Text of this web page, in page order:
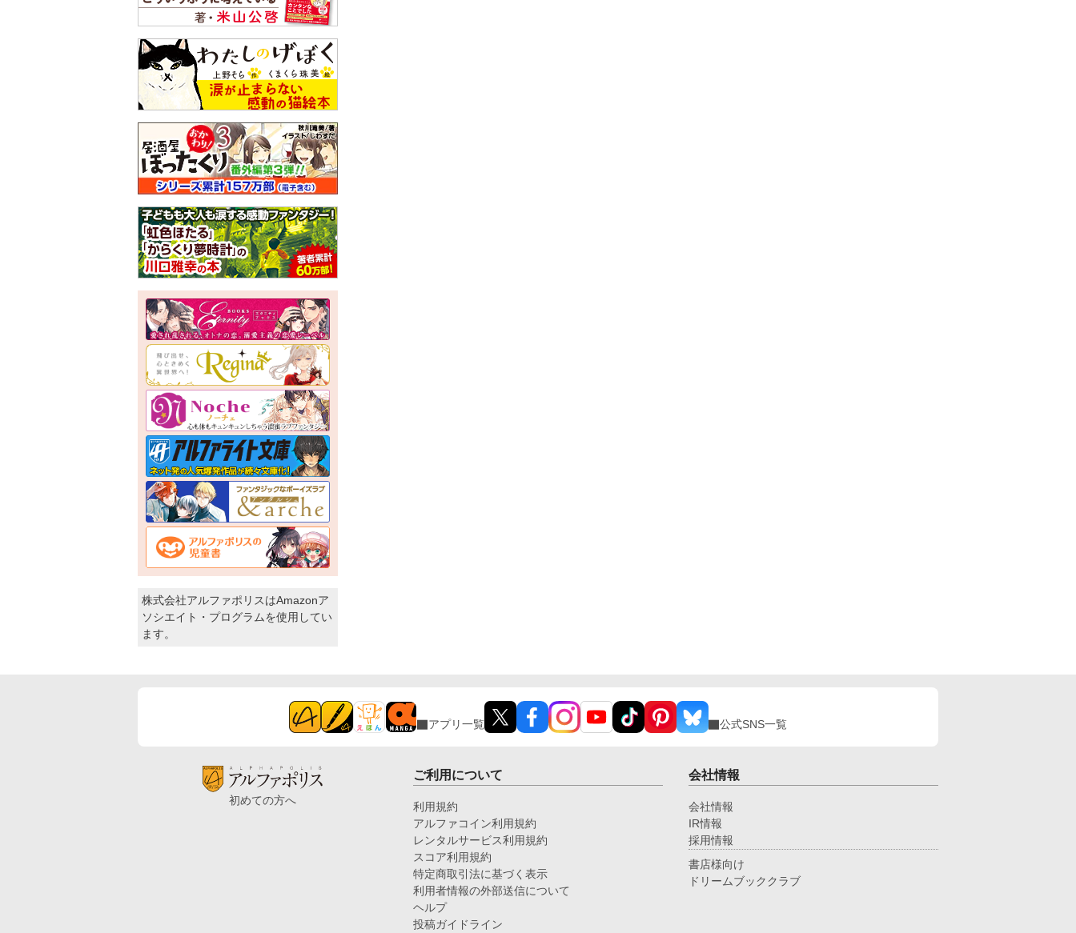
株式会社アルファポリスはAmazonア
ソシエイト・プログラムを使用してい
ます。
アプリ一覧 公式SNS一覧
初めての方へ
ご利用について
利用規約
アルファコイン利用規約
レンタルサービス利用規約
スコア利用規約
特定商取引法に基づく表示
利用者情報の外部送信について
ヘルプ
投稿ガイドライン
会社情報
会社情報
IR情報
採用情報
書店様向け
ドリームブッククラブ